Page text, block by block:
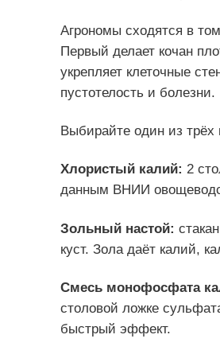
Агрономы сходятся в
Первый делает кочан
укрепляет клеточные
пустотелость и болезни.
Выбирайте один из трёх
Хлористый калий: 2
данным ВНИИ
Зольный настой:
куст. Зола даёт калий,
Смесь монофосфата
столовой ложке
быстрый эффект.